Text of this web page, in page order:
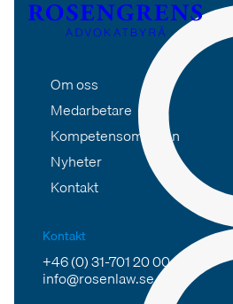
Om oss
Medarbetare
Kompetensområden
Nyheter
Kontakt
Kontakt
+46 (0) 31-701 20 00
info@rosenlaw.se